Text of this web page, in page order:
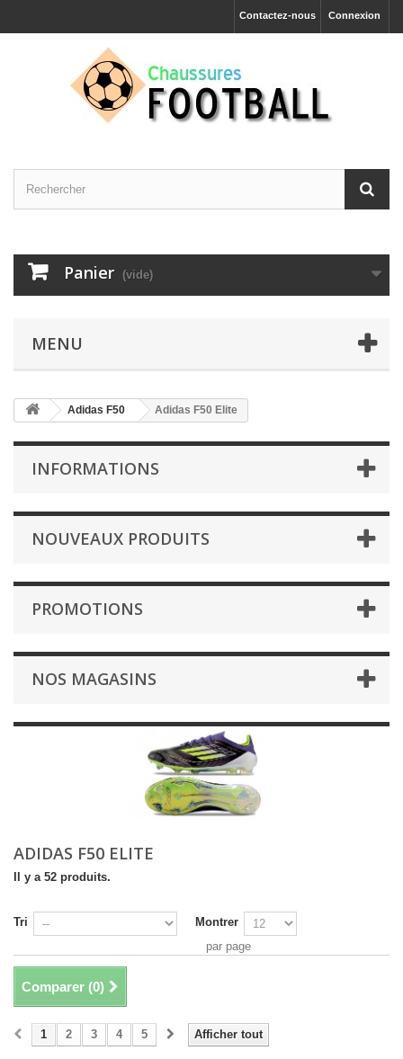
Connexion
Contactez-nous
Panier (vide)
MENU
Adidas F50 Adidas F50 Elite
INFORMATIONS
NOUVEAUX PRODUITS
PROMOTIONS
NOS MAGASINS
ADIDAS F50 ELITE
Il y a 52 produits.
Tri
Montrer
par page
Comparer (0)
Afficher tout
1 2 3 4 5